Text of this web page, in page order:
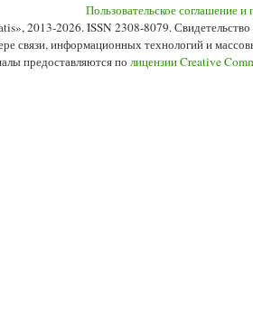
Пользовательское соглашение
2013-2026. ISSN 2308-8079.
связи, информационных технологий и
предоставляются по лицензии Creative